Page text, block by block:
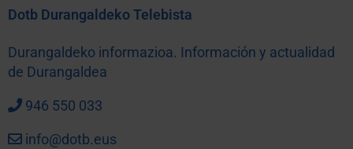
Dotb Durangaldeko Telebista
Durangaldeko informazioa. Información y actualidad
de Durangaldea
946 550 033
info@dotb.eus